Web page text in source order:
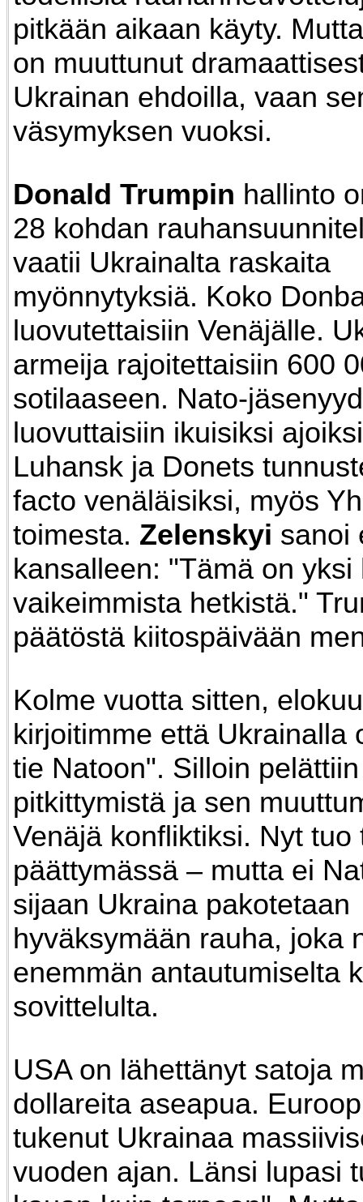
pitkään aikaan käyty.
on muuttunut
Ukrainan ehdoilla, vaan
väsymyksen vuoksi.
Donald Trumpin hallinto
28 kohdan
vaatii Ukrainalta raskaita
myönnytyksiä. Koko
luovutettaisiin Venäjälle.
armeija rajoitettaisiin 600
sotilaaseen. Nato-
luovuttaisiin ikuisiksi
Luhansk ja Donets
facto venäläisiksi, myös
toimesta. Zelenskyi sanoi
kansalleen: "Tämä on yksi
vaikeimmista hetkistä."
päätöstä kiitospäivään
Kolme vuotta sitten,
kirjoitimme että Ukrainalla
tie Natoon". Silloin
pitkittymistä ja sen
Venäjä konfliktiksi. Nyt tuo
päättymässä – mutta ei
sijaan Ukraina pakotetaan
hyväksymään rauha, joka
enemmän antautumiselta
sovittelulta.
USA on lähettänyt satoja
dollareita aseapua.
tukenut Ukrainaa
vuoden ajan. Länsi lupasi